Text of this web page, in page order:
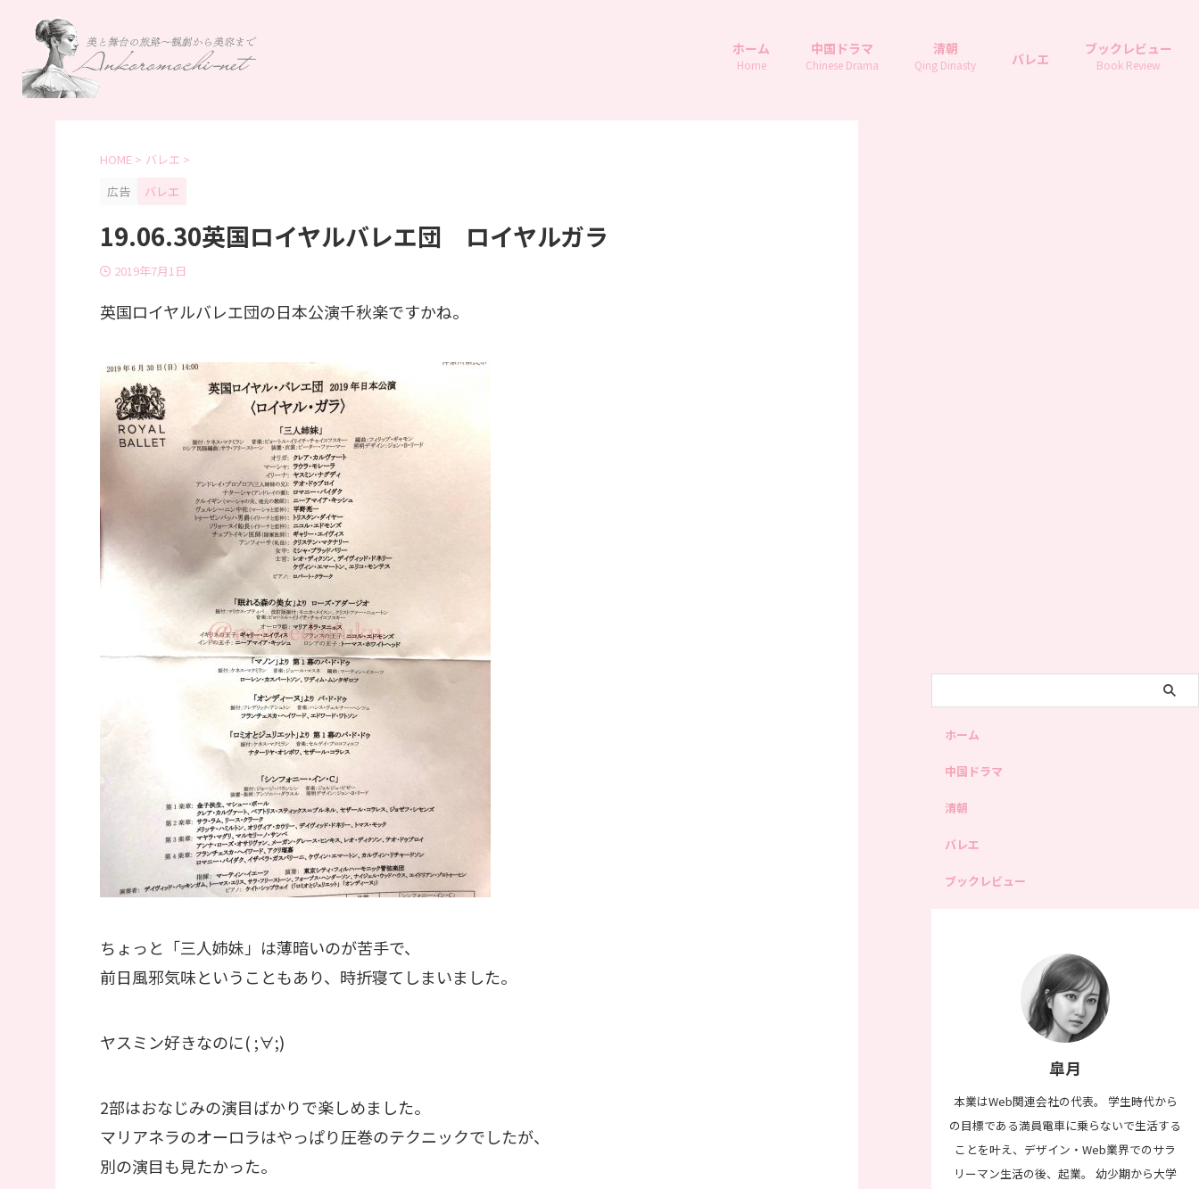
ホーム
Home
中国ドラマ
Chinese Drama
清朝
Qing Dinasty バレエ
ブックレビュー
Book Review
HOME > バレエ >
広告
バレエ
19.06.30英国ロイヤルバレエ団 ロイヤルガラ
2019年7月1日
英国ロイヤルバレエ団の日本公演千秋楽ですかね。
ちょっと「三人姉妹」は薄暗いのが苦手で、
前日風邪気味ということもあり、時折寝てしまいました。
ヤスミン好きなのに( ;∀;)
2部はおなじみの演目ばかりで楽しめました。
マリアネラのオーロラはやっぱり圧巻のテクニックでしたが、
別の演目も見たかった。
ホーム
中国ドラマ
清朝
バレエ
ブックレビュー
皐月
本業はWeb関連会社の代表。 学生時代から
の目標である満員電車に乗らないで生活する
ことを叶え、デザイン・Web業界でのサラ
リーマン生活の後、起業。 幼少期から大学